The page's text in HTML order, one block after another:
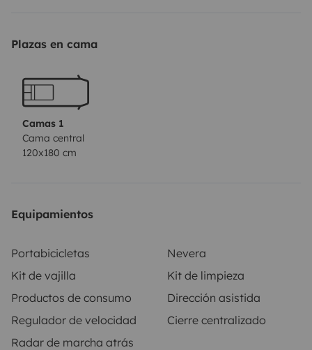
Possibilité d'avoir un porte-vélo (3 places) pour 5€ de
location à 5€, (plus 5€ par bouteille de gaz
consommée) Vous aurez à disposition une table avec 4
vaisselle à disposition (couverts, verres, casseroles,
poêle,...) Le carburant et l'eau seront remplis au
Plazas en cama
Camas 1
Cama central
120x180 cm
Equipamientos
Portabicicletas
Nevera
Kit de vajilla
Kit de limpieza
Productos de consumo
Dirección asistida
Regulador de velocidad
Cierre centralizado
Radar de marcha atrás